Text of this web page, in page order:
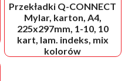
Przekładki Q-CONNECT
Mylar, karton, A4,
225x297mm, 1-10, 10
kart, lam. indeks, mix
kolorów